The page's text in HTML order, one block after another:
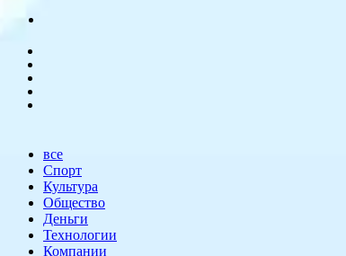
все
Спорт
Культура
Общество
Деньги
Технологии
Компании